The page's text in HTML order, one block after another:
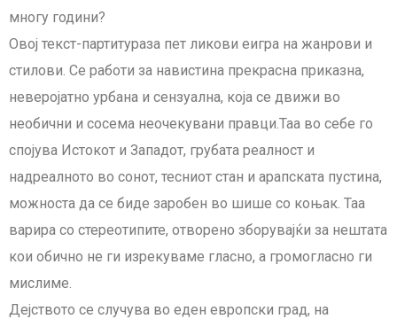
многу години?
Овој текст-партитураза пет ликови еигра на жанрови и
стилови. Се работи за навистина прекрасна приказна,
неверојатно урбана и сензуална, која се движи во
необични и сосема неочекувани правци.Таа во себе го
спојува Истокот и Западот, грубата реалност и
надреалното во сонот, тесниот стан и арапската пустина,
можноста да се биде заробен во шише со коњак. Таа
варира со стереотипите, отворено зборувајќи за нештата
кои обично не ги изрекуваме гласно, а громогласно ги
мислиме.
Дејството се случува во еден европски град, на